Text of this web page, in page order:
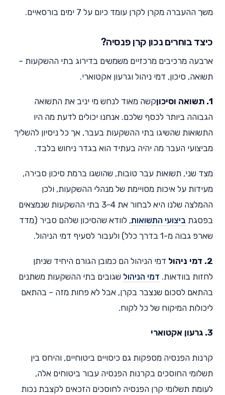
משך ההעברה מקרן לקרן עומד כיום על 7 ימים בורסאיים.
כיצד בוחרים נכון קרן פנסיה?
ארבעה מרכיבים מרכזיים משמשים בדירוג בתי ההשקעות –
תשואה, סיכון, דמי ניהול וגרעון אקטוארי.
1. תשואה וסיכון
קשה מאוד לנחש מי יניב את התשואה
הגבוהה ביותר לכסף שלכם. אנחנו יכולים לדעת מה היו
התשואות שהשיגו בתי ההשקעות בעבר, אך כל ניסיון להשליך
מביצועי העבר מה יהיה בעתיד הוא בגדר ניחוש בלבד.
מצד שני, תשואות עבר טובות, שהושגו ברמת סיכון סבירה,
מעידות על איכות מסויימת של מנהלי ההשקעות, ולכן
ההמלצה שלנו היא לבחור את 3-4 בתי ההשקעות שנמצאים
בפסגת ביצועי התשואות, לוודא שהסיכון שלהם סביר (מדד
שארפ גבוה מ-1 בדרך כלל) ולעבור לסעיף דמי הניהול.
2. דמי ניהול
דמי הניהול הם כמובן הגורם היחיד שניתן
לחזות בוודאות. דמי הניהול שגובים בתי ההשקעות משתנים
בהתאם לסכום שנצבר בקרן, אבל לא פחות מזה – בהתאם
ליכולות המיקוח של כל לקוח.
3. גרעון אקטוארי
קרנות הפנסיה מספקות גם כיסויים ביטוחיים, והיחס בין
תשלומי החוסכים בקרנות הפנסיה עבור ביטוחים אלה,
לעומת תשלומי קרן הפנסיה לחוסכים הזכאים לקצבת נכות